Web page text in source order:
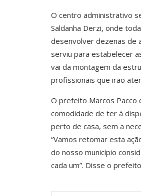
O centro administrativo
Saldanha Derzi, onde
desenvolver dezenas de
serviu para estabelecer
vai da montagem da
profissionais que irão
O prefeito Marcos Pacco
comodidade de ter à
perto de casa, sem a
“Vamos retomar esta
do nosso município
cada um”. Disse o